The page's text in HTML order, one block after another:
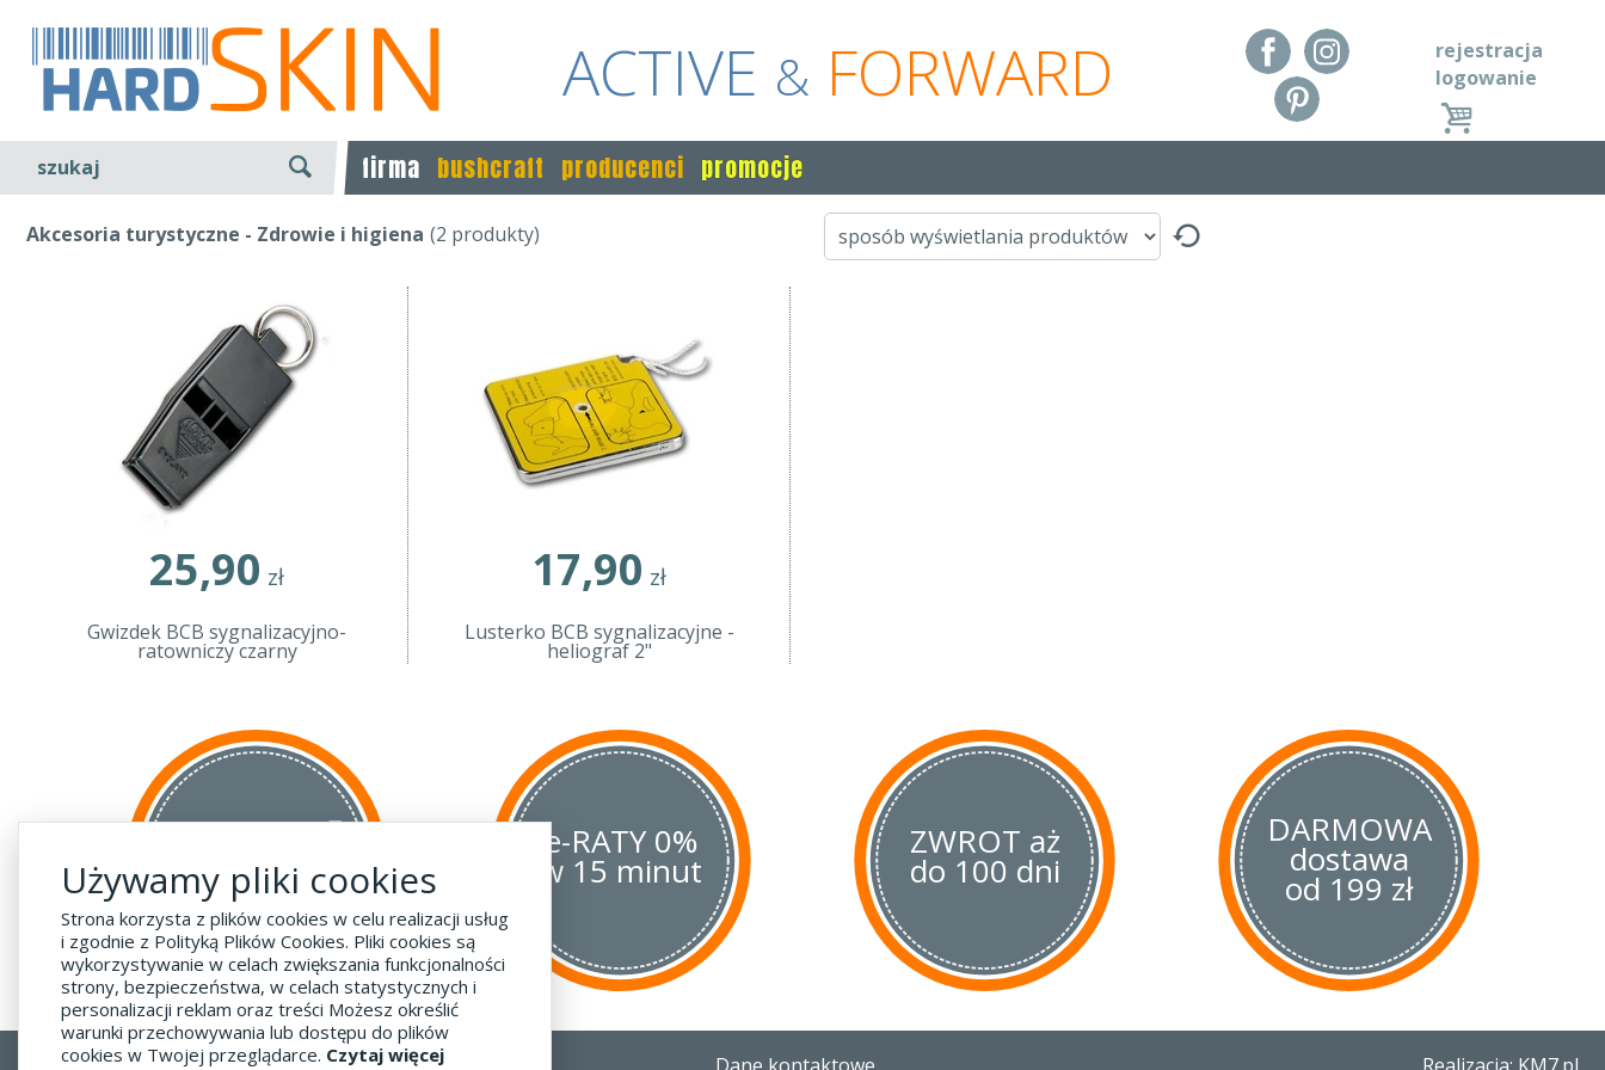
ACTIVE & FORWARD
rejestracja
logowanie
szukaj firma bushcraft producenci promocje
Akcesoria turystyczne - Zdrowie i higiena (2 produkty)
25,90 zł
Gwizdek BCB sygnalizacyjno-
ratowniczy czarny
17,90 zł
Lusterko BCB sygnalizacyjne -
heliograf 2"
za GRANICĘ
do krajów UE
za 55 zł
e-RATY 0%
w 15 minut
ZWROT aż
do 100 dni
DARMOWA
dostawa
od 199 zł
Używamy pliki cookies
Strona korzysta z plików cookies w celu realizacji usług
i zgodnie z Polityką Plików Cookies. Pliki cookies są
wykorzystywanie w celach zwiększania funkcjonalności
strony, bezpieczeństwa, w celach statystycznych i
personalizacji reklam oraz treści Możesz określić
warunki przechowywania lub dostępu do plików
cookies w Twojej przeglądarce. Czytaj więcej